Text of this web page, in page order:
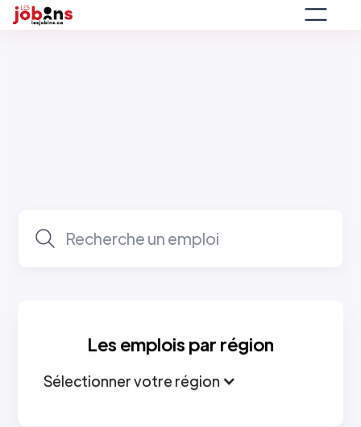
Les emplois par région
Sélectionner votre région